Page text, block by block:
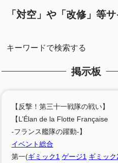
「対空」や「改修」等
掲示板
【反撃！第三十一戦隊の戦い】
【L’Élan de la Flotte Française
-フランス艦隊の躍動-】
イベント総合
第一(ギミック1 ゲージ1 ギミック